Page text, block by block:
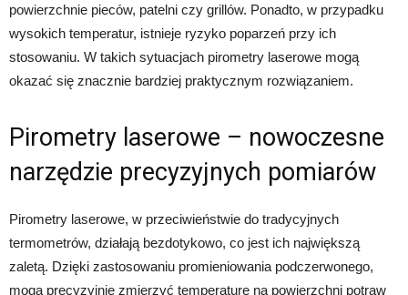
powierzchnie pieców, patelni czy grillów. Ponadto, w przypadku
wysokich temperatur, istnieje ryzyko poparzeń przy ich
stosowaniu. W takich sytuacjach pirometry laserowe mogą
okazać się znacznie bardziej praktycznym rozwiązaniem.
Pirometry laserowe – nowoczesne
narzędzie precyzyjnych pomiarów
Pirometry laserowe, w przeciwieństwie do tradycyjnych
termometrów, działają bezdotykowo, co jest ich największą
zaletą. Dzięki zastosowaniu promieniowania podczerwonego,
mogą precyzyjnie zmierzyć temperaturę na powierzchni potraw